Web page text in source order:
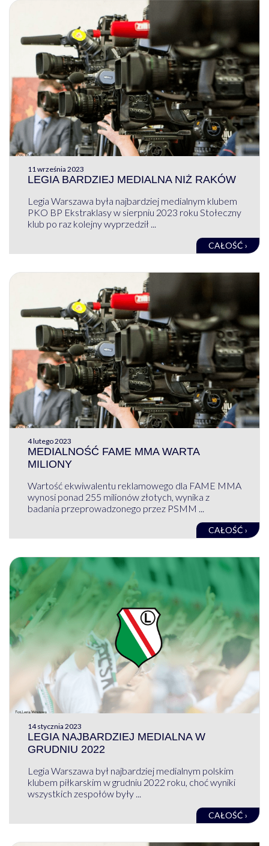
11 września 2023
LEGIA BARDZIEJ MEDIALNA NIŻ RAKÓW
Legia Warszawa była najbardziej medialnym klubem
PKO BP Ekstraklasy w sierpniu 2023 roku Stołeczny
klub po raz kolejny wyprzedził ...
CAŁOŚĆ ›
4 lutego 2023
MEDIALNOŚĆ FAME MMA WARTA
MILIONY
Wartość ekwiwalentu reklamowego dla FAME MMA
wynosi ponad 255 milionów złotych, wynika z
badania przeprowadzonego przez PSMM ...
CAŁOŚĆ ›
14 stycznia 2023
LEGIA NAJBARDZIEJ MEDIALNA W
GRUDNIU 2022
Legia Warszawa był najbardziej medialnym polskim
klubem piłkarskim w grudniu 2022 roku, choć wyniki
wszystkich zespołów były ...
CAŁOŚĆ ›